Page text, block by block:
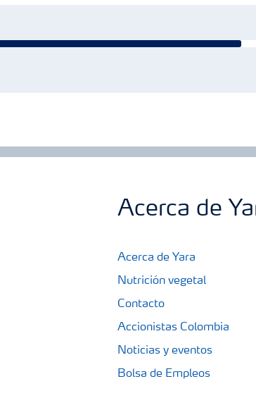
Acerca de
Acerca de Yara
Nutrición vegetal
Contacto
Accionistas Colombia
Noticias y eventos
Bolsa de Empleos